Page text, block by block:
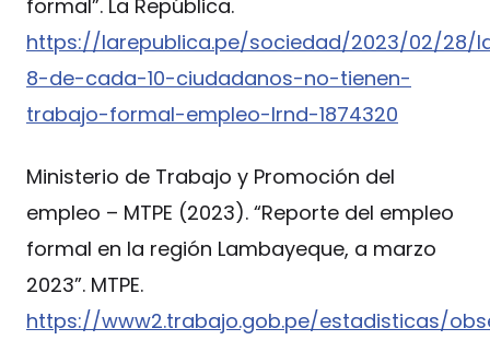
formal”. La República.
https://larepublica.pe/sociedad/2023/02/28/
8-de-cada-10-ciudadanos-no-tienen-
trabajo-formal-empleo-lrnd-1874320
Ministerio de Trabajo y Promoción del
empleo – MTPE (2023). “Reporte del empleo
formal en la región Lambayeque, a marzo
2023”. MTPE.
https://www2.trabajo.gob.pe/estadisticas/